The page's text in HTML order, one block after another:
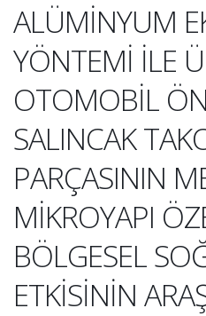
ALÜMİNYUM
YÖNTEMİ İLE
OTOMOBİL
SALINCAK
PARÇASININ
MİKROYAPI
BÖLGESEL
ETKİSİNİN